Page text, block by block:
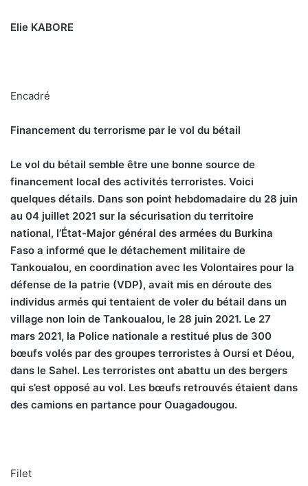
Elie KABORE
Encadré
Financement du terrorisme par le vol du bétail
Le vol du bétail semble être une bonne source de
financement local des activités terroristes. Voici
quelques détails. Dans son point hebdomadaire du 28 juin
au 04 juillet 2021 sur la sécurisation du territoire
national, l’État-Major général des armées du Burkina
Faso a informé que le détachement militaire de
Tankoualou, en coordination avec les Volontaires pour la
défense de la patrie (VDP), avait mis en déroute des
individus armés qui tentaient de voler du bétail dans un
village non loin de Tankoualou, le 28 juin 2021. Le 27
mars 2021, la Police nationale a restitué plus de 300
bœufs volés par des groupes terroristes à Oursi et Déou,
dans le Sahel. Les terroristes ont abattu un des bergers
qui s’est opposé au vol. Les bœufs retrouvés étaient dans
des camions en partance pour Ouagadougou.
Filet